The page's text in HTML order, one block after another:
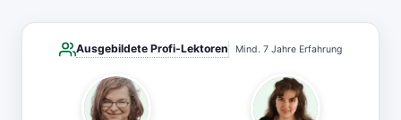
Ausgebildete Profi-Lektoren Mind. 7 Jahre Erfahrung